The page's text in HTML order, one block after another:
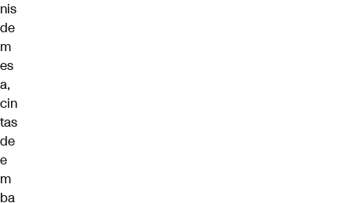
nis
de
m
es
a,
cin
tas
de
e
m
ba